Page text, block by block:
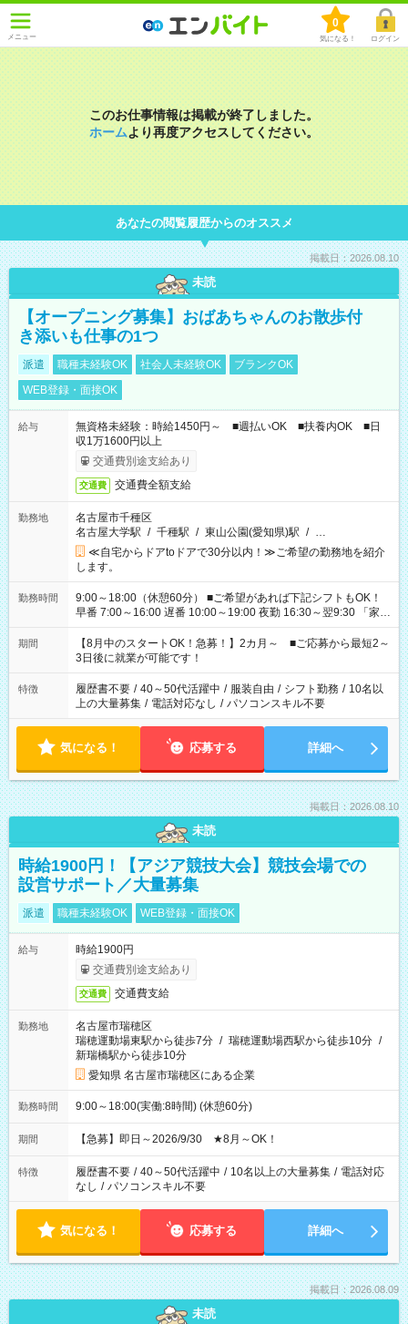
メニュー
0
気になる！ ログイン
このお仕事情報は掲載が終了しました。
ホームより再度アクセスしてください。
あなたの閲覧履歴からのオススメ
掲載日：2026.08.10
未読
【オープニング募集】おばあちゃんのお散歩付
き添いも仕事の1つ
派遣 職種未経験OK 社会人未経験OK
ブランクOK
WEB登録・面接OK
給与
無資格未経験：時給1450円～ ■週払いOK ■扶養内OK ■日
収1万1600円以上
交通費別途支給あり
交通費 交通費全額支給
勤務地
名古屋市千種区
名古屋大学駅 / 千種駅 / 東山公園(愛知県)駅 / …
≪自宅からドアtoドアで30分以内！≫ご希望の勤務地を紹介
します。
勤務時間
9:00～18:00（休憩60分） ■ご希望があれば下記シフトもOK！
早番 7:00～16:00 遅番 10:00～19:00 夜勤 16:30～翌9:30 「家族
と休みを合わせたい」 「余裕を持って夕飯の準備がしたい」
「できれば残業はしたくない」 など、ご希望を教えてください
ね。 ※Wワーク希望の方へ 今ご覧のお仕事で希望する勤務時間
と、もう1つのお仕事の勤務時間。 合計で週40時間を超える場
合は応募できません。
期間
【8月中のスタートOK！急募！】2カ月～ ■ご応募から最短2～
3日後に就業が可能です！
特徴 履歴書不要 / 40～50代活躍中 / 服装自由 / シフト勤務 / 10名以
上の大量募集 / 電話対応なし / パソコンスキル不要
気になる！ 応募する 詳細へ
掲載日：2026.08.10
未読
時給1900円！【アジア競技大会】競技会場での
設営サポート／大量募集
派遣 職種未経験OK WEB登録・面接OK
給与
時給1900円
交通費別途支給あり
交通費 交通費支給
勤務地
名古屋市瑞穂区
瑞穂運動場東駅から徒歩7分 / 瑞穂運動場西駅から徒歩10分 /
新瑞橋駅から徒歩10分
愛知県 名古屋市瑞穂区にある企業
勤務時間 9:00～18:00(実働:8時間) (休憩60分)
期間 【急募】即日～2026/9/30 ★8月～OK！
特徴 履歴書不要 / 40～50代活躍中 / 10名以上の大量募集 / 電話対応
なし / パソコンスキル不要
気になる！ 応募する 詳細へ
掲載日：2026.08.09
未読